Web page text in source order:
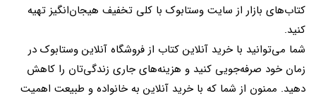
کتاب‌های بازار از سایت وستابوک با کلی تخفیف هیجان‌انگیز تهیه
کنید.
شما می‌توانید با خرید آنلاین کتاب از فروشگاه آنلاین وستابوک در
زمان خود صرفه‌جویی کنید و هزینه‌های جاری زندگی‌تان را کاهش
دهید. ممنون از شما که با خرید آنلاین به خانواده و طبیعت اهمیت